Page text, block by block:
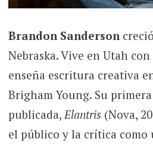
Brandon Sanderson
Nebraska. Vive en Utah
enseña escritura creativa
Brigham Young. Su
publicada, Elantris(Nova,
el público y la crítica como